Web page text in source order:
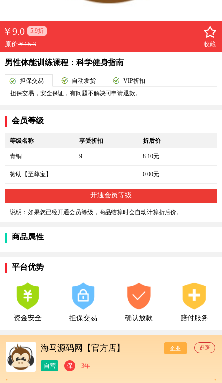
￥9.0 5.9折
原价￥15.3 收藏
男性体能训练课程：科学健身指南
担保交易 自动发货
VIP折扣
担保交易，安全保证，有问题不解决可申请退款。
会员等级
等级名称 享受折扣 折后价
青铜 9 8.10元
赞助【至尊宝】 -- 0.00元
开通会员等级
说明：如果您已经开通会员等级，商品结算时会自动计算折后价。
商品属性
平台优势
资金安全 担保交易 确认放款 赔付服务
海马源码网【官方店】 企业 逛逛
自营 保 3年